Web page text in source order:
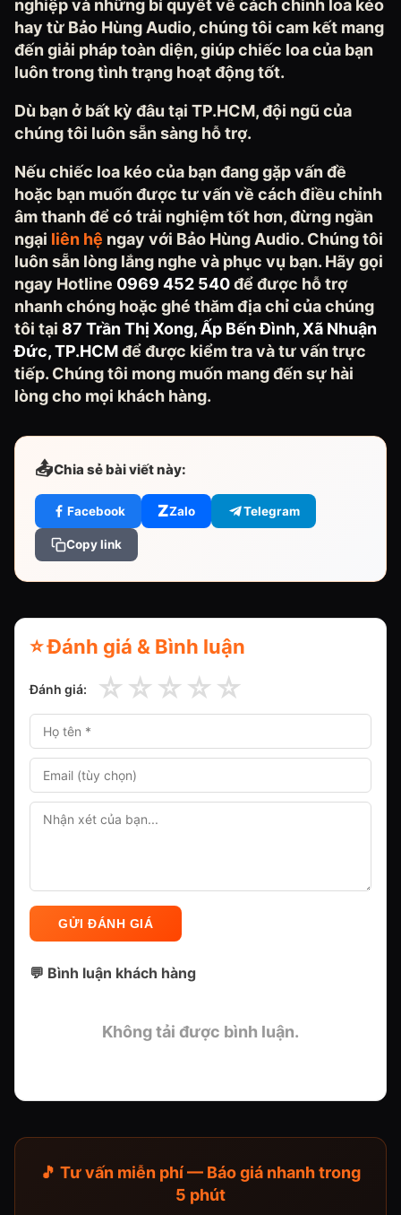
nghiệp và những bí quyết về cách chỉnh loa kéo
hay từ Bảo Hùng Audio, chúng tôi cam kết mang
đến giải pháp toàn diện, giúp chiếc loa của bạn
luôn trong tình trạng hoạt động tốt.
Dù bạn ở bất kỳ đâu tại TP.HCM, đội ngũ của
chúng tôi luôn sẵn sàng hỗ trợ.
Nếu chiếc loa kéo của bạn đang gặp vấn đề
hoặc bạn muốn được tư vấn về cách điều chỉnh
âm thanh để có trải nghiệm tốt hơn, đừng ngần
ngại liên hệ ngay với Bảo Hùng Audio. Chúng tôi
luôn sẵn lòng lắng nghe và phục vụ bạn. Hãy gọi
ngay Hotline 0969 452 540để được hỗ trợ
nhanh chóng hoặc ghé thăm địa chỉ của chúng
tôi tại 87 Trần Thị Xong, Ấp Bến Đình, Xã Nhuận
Đức, TP.HCMđể được kiểm tra và tư vấn trực
tiếp. Chúng tôi mong muốn mang đến sự hài
lòng cho mọi khách hàng.
📤Chia sẻ bài viết này:
Facebook ZZalo Telegram
Copy link
⭐ Đánh giá & Bình luận
Đánh giá: ☆ ☆ ☆ ☆ ☆
GỬI ĐÁNH GIÁ
💬 Bình luận khách hàng
Không tải được bình luận.
🎵 Tư vấn miễn phí — Báo giá nhanh trong
5 phút